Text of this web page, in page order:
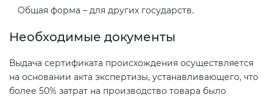
Общая форма – для других государств.
Необходимые документы
Выдача сертификата происхождения осуществляется
на основании акта экспертизы, устанавливающего, что
более 50% затрат на производство товара было
оборудования (ТР ТС 010)
Сертификация средств
019)